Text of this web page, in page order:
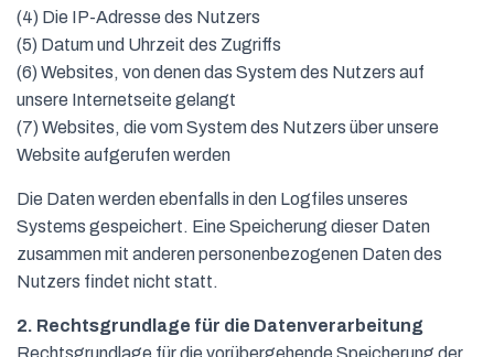
(4) Die IP-Adresse des Nutzers
(5) Datum und Uhrzeit des Zugriffs
(6) Websites, von denen das System des Nutzers auf
unsere Internetseite gelangt
(7) Websites, die vom System des Nutzers über unsere
Website aufgerufen werden
Die Daten werden ebenfalls in den Logfiles unseres
Systems gespeichert. Eine Speicherung dieser Daten
zusammen mit anderen personenbezogenen Daten des
Nutzers findet nicht statt.
2. Rechtsgrundlage für die Datenverarbeitung
Rechtsgrundlage für die vorübergehende Speicherung der